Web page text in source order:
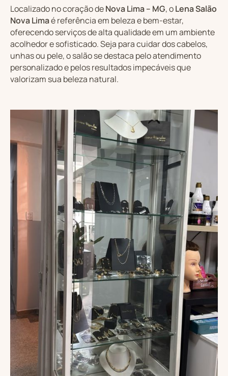
Localizado no coração deNova Lima – MG, oLena Salão
Nova Limaé referência em beleza e bem-estar,
oferecendo serviços de alta qualidade em um ambiente
acolhedor e sofisticado. Seja para cuidar dos cabelos,
unhas ou pele, o salão se destaca pelo atendimento
personalizado e pelos resultados impecáveis que
valorizam sua beleza natural.